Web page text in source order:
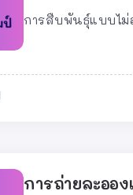
การสืบพันธุ์แบบไม่
การถ่ายละออ